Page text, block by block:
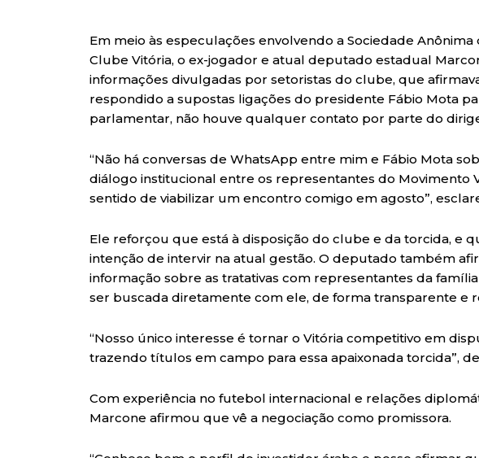
Em meio às especulações envolvendo a Sociedade
Clube Vitória, o ex-jogador e atual deputado estadual
informações divulgadas por setoristas do clube, que
respondido a supostas ligações do presidente Fábio Mota
parlamentar, não houve qualquer contato por parte do
“Não há conversas de WhatsApp entre mim e Fábio Mota
diálogo institucional entre os representantes do Movimento
sentido de viabilizar um encontro comigo em agosto”,
Ele reforçou que está à disposição do clube e da torcida, e
intenção de intervir na atual gestão. O deputado também
informação sobre as tratativas com representantes da
ser buscada diretamente com ele, de forma transparente e
“Nosso único interesse é tornar o Vitória competitivo em
trazendo títulos em campo para essa apaixonada torcida”,
Com experiência no futebol internacional e relações
Marcone afirmou que vê a negociação como promissora.